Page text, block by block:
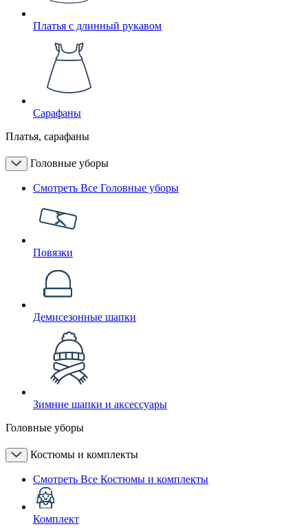
Платья с длинный рукавом
Сарафаны
Платья, сарафаны
Головные уборы
Смотреть Все Головные уборы
Повязки
Демисезонные шапки
Зимние шапки и аксессуары
Головные уборы
Костюмы и комплекты
Смотреть Все Костюмы и комплекты
Комплект